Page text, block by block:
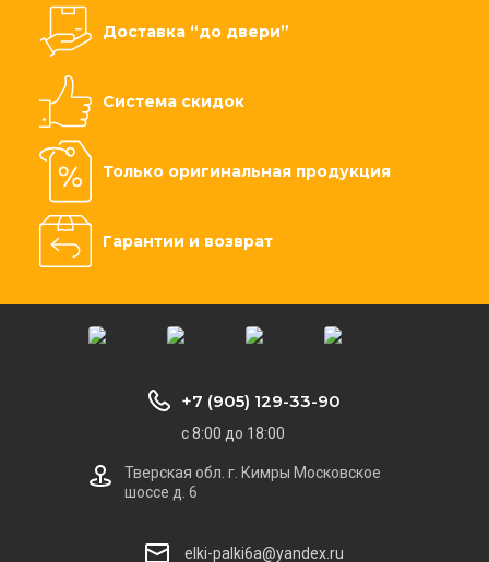
Доставка “до двери”
Система скидок
Только оригинальная продукция
Гарантии и возврат
+7 (905) 129-33-90
с 8:00 до 18:00
Тверская обл. г. Кимры Московское
шоссе д. 6
elki-palki6a@yandex.ru